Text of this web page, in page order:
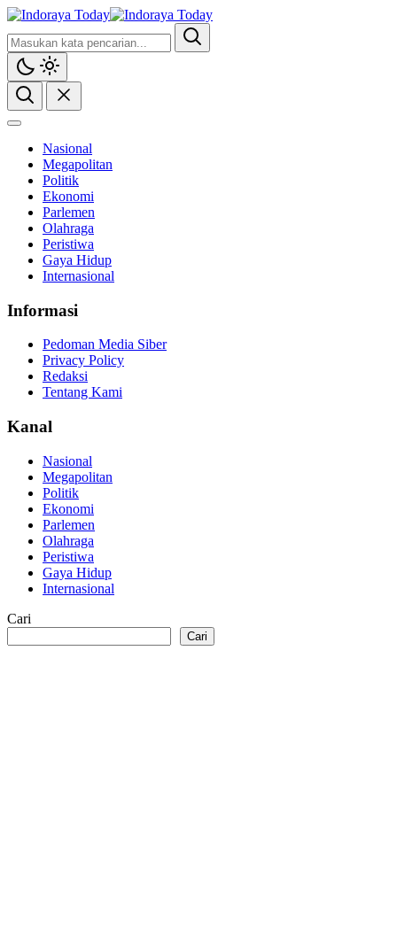
Nasional
Megapolitan
Politik
Ekonomi
Parlemen
Olahraga
Peristiwa
Gaya Hidup
Internasional
Informasi
Pedoman Media Siber
Privacy Policy
Redaksi
Tentang Kami
Kanal
Nasional
Megapolitan
Politik
Ekonomi
Parlemen
Olahraga
Peristiwa
Gaya Hidup
Internasional
Cari
Cari